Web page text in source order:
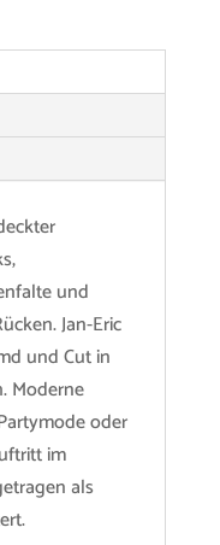
und
Jan-Eric
und Cut in
Moderne
oder
im
als